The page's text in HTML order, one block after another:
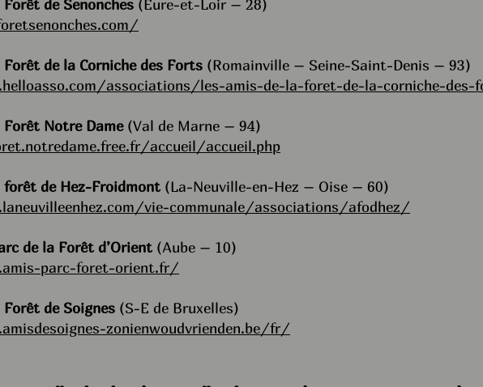
de Senonches (Eure-et-Loir – 28)
Forêt de la Corniche des Forts (Romainville – Seine-Saint-Denis – 93)
associations/les-amis-de-la-foret-de-la-corniche-des-
Forêt Notre Dame(Val de Marne – 94)
accueil/accueil.php
forêt de Hez-Froidmont (La-Neuville-en-Hez – Oise – 60)
vie-communale/associations/afodhez/
de la Forêt d’Orient (Aube – 10)
parc-foret-orient.fr/
de Soignes (S-E de Bruxelles)
zonienwoudvrienden.be/fr/